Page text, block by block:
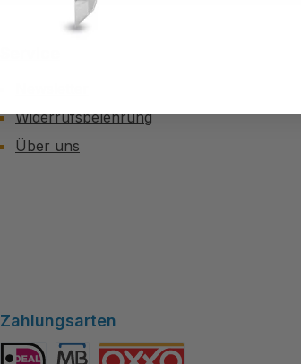
Widerrufsbelehrung
Über uns
Zahlungsarten